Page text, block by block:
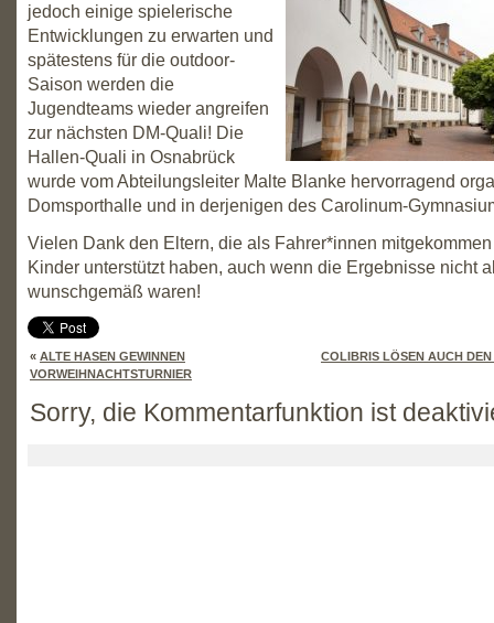
jedoch einige spielerische
Entwicklungen zu erwarten und
spätestens für die outdoor-
Saison werden die
Jugendteams wieder angreifen
zur nächsten DM-Quali! Die
Hallen-Quali in Osnabrück
wurde vom Abteilungsleiter Malte Blanke hervorragend
Domsporthalle und in derjenigen des Carolinum-
Vielen Dank den Eltern, die als Fahrer*innen
Kinder unterstützt haben, auch wenn die Ergebnisse nicht
wunschgemäß waren!
« ALTE HASEN GEWINNEN
VORWEIHNACHTSTURNIER
COLIBRIS LÖSEN AUCH
Sorry, die Kommentarfunktion ist